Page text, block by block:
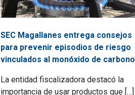
SEC Magallanes entrega consejos
para prevenir episodios de riesgo
vinculados al monóxido de carbono
La entidad fiscalizadora destacó la
importancia de usar productos que […]